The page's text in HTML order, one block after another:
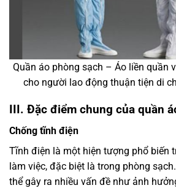
Quần áo phòng sạch – Áo liền quần
cho người lao động thuận tiện di
III. Đặc điểm chung của quần
Chống tĩnh điện
Tĩnh điện là một hiện tượng phổ biến
làm việc, đặc biệt là trong phòng
thể gây ra nhiều vấn đề như ảnh